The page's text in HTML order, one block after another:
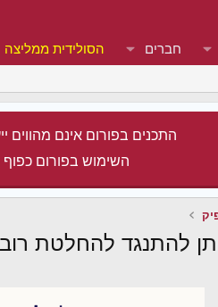
חברים הסולידית ממליצה
התכנים בפורום אינם מהווים
השימוש בפורום כפוף
להתנגד להחלטת